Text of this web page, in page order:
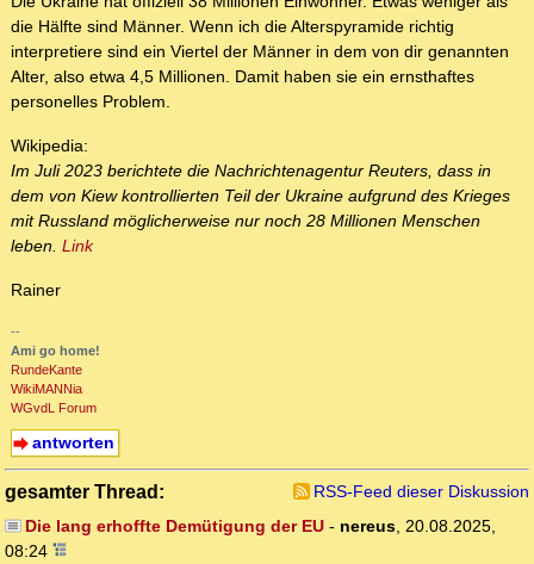
die Hälfte sind Männer. Wenn ich die Alterspyramide richtig
interpretiere sind ein Viertel der Männer in dem von dir genannten
Alter, also etwa 4,5 Millionen. Damit haben sie ein ernsthaftes
personelles Problem.
Wikipedia:
Im Juli 2023 berichtete die Nachrichtenagentur Reuters, dass in
dem von Kiew kontrollierten Teil der Ukraine aufgrund des Krieges
mit Russland möglicherweise nur noch 28 Millionen Menschen
leben. Link
Rainer
--
Ami go home!
RundeKante
WikiMANNia
WGvdL Forum
antworten
gesamter Thread:
RSS-Feed dieser Diskussion
Die lang erhoffte Demütigung der EU- nereus, 20.08.2025,
08:24